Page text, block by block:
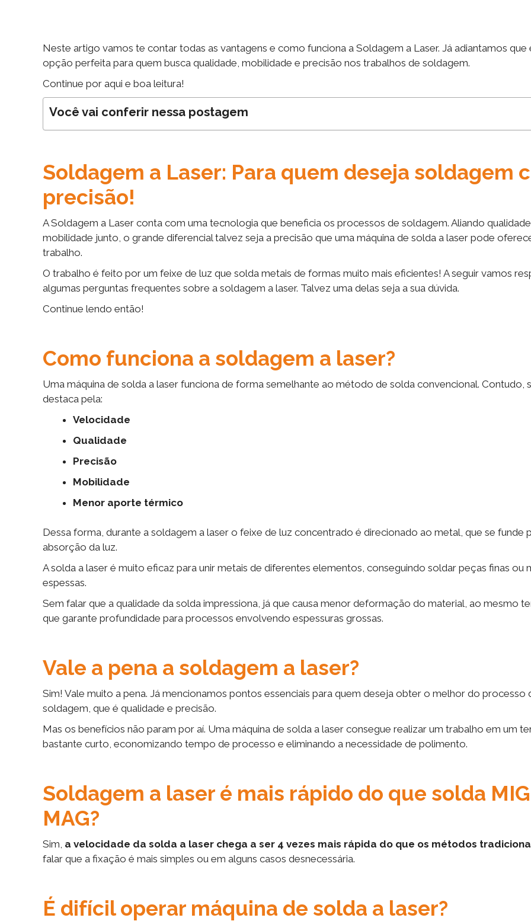
Neste artigo vamos te contar todas as vantagens e como funciona a Soldagem a Laser. Já adiantamos que
opção perfeita para quem busca qualidade, mobilidade e precisão nos trabalhos de soldagem.
Continue por aqui e boa leitura!
Você vai conferir nessa postagem
Soldagem a Laser: Para quem deseja soldagem
precisão!
A Soldagem a Laser conta com uma tecnologia que beneficia os processos de soldagem. Aliando
mobilidade junto, o grande diferencial talvez seja a precisão que uma máquina de solda a laser pode
trabalho.
O trabalho é feito por um feixe de luz que solda metais de formas muito mais eficientes! A seguir vamos
algumas perguntas frequentes sobre a soldagem a laser. Talvez uma delas seja a sua dúvida.
Continue lendo então!
Como funciona a soldagem a laser?
Uma máquina de solda a laser funciona de forma semelhante ao método de solda convencional. Contudo,
destaca pela:
Velocidade
Qualidade
Precisão
Mobilidade
Menor aporte térmico
Dessa forma, durante a soldagem a laser o feixe de luz concentrado é direcionado ao metal, que se funde
absorção da luz.
A solda a laser é muito eficaz para unir metais de diferentes elementos, conseguindo soldar peças finas ou
espessas.
Sem falar que a qualidade da solda impressiona, já que causa menor deformação do material, ao mesmo
que garante profundidade para processos envolvendo espessuras grossas.
Vale a pena a soldagem a laser?
Sim! Vale muito a pena. Já mencionamos pontos essenciais para quem deseja obter o melhor do processo
soldagem, que é qualidade e precisão.
Mas os benefícios não param por aí. Uma máquina de solda a laser consegue realizar um trabalho em um
bastante curto, economizando tempo de processo e eliminando a necessidade de polimento.
Soldagem a laser é mais rápido do que solda
MAG?
Sim, a velocidade da solda a laser chega a ser 4 vezes mais rápida do que os métodos
falar que a fixação é mais simples ou em alguns casos desnecessária.
É difícil operar máquina de solda a laser?